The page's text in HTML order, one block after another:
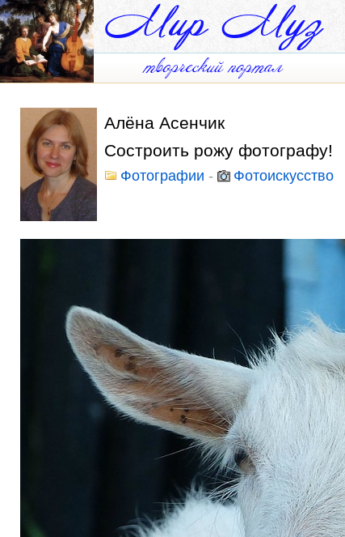
Алёна Асенчик
Состроить рожу фотографу!
Фотографии - Фотоискусство